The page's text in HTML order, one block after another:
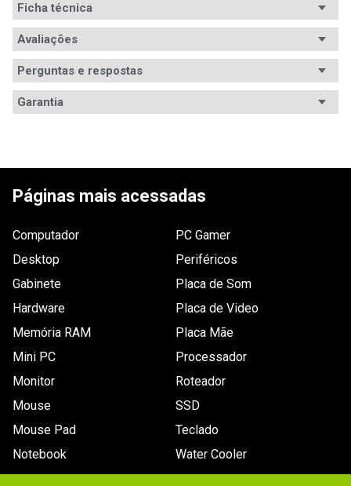
Ficha técnica
Ficha
Técnica
Código WAZ
102128
Legenda (idioma)
18 anos
Gênero / Categoria_filtro
Ação, Terceira Pessoa, Tiro
Xbox 360
Áudio (idioma)_filtro
Requisitos (mínimo)
Ação, Terceira Pessoa, Tiro
Legenda (idioma)_filtro
Acessórios compatíveis
Avaliações
Avaliações
ESCREVER AVALIAÇÃO
Perguntas e respostas
Garantia
Páginas mais acessadas
Computador
Desktop
Gabinete
Hardware
Memória RAM
Mini PC
Monitor
Mouse
Mouse Pad
Notebook
PC Gamer
Periféricos
Placa de Som
Placa de Video
Placa Mãe
Processador
Roteador
SSD
Teclado
Water Cooler